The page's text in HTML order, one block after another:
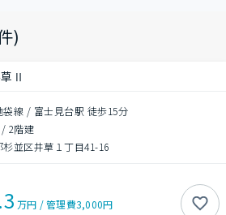
)
Ⅱ
袋線 / 富士見台駅 徒歩15分
/ 2階建
杉並区井草１丁目41-16
万円 /管理費3,000円